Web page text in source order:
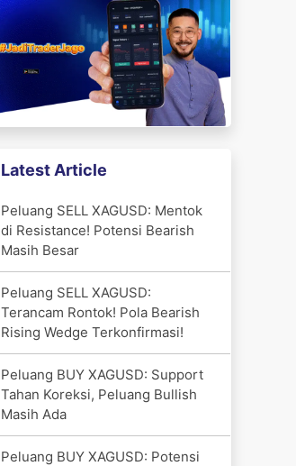
Latest Article
Peluang SELL XAGUSD: Mentok
di Resistance! Potensi Bearish
Masih Besar
Peluang SELL XAGUSD:
Terancam Rontok! Pola Bearish
Rising Wedge Terkonfirmasi!
Peluang BUY XAGUSD: Support
Tahan Koreksi, Peluang Bullish
Masih Ada
Peluang BUY XAGUSD: Potensi